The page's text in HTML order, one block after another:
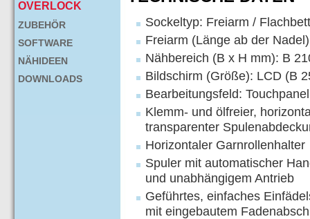
OVERLOCK
ZUBEHÖR
SOFTWARE
NÄHIDEEN
DOWNLOADS
Sockeltyp: Freiarm / Flachbett
Freiarm (Länge ab der
Nähbereich (B x H mm): B
Bildschirm (Größe): LCD (B
Bearbeitungsfeld: Touchpanel
Klemm- und ölfreier,
transparenter
Horizontaler Garnrollenhalter
Spuler mit automatischer
und unabhängigem Antrieb
Geführtes, einfaches
mit eingebautem